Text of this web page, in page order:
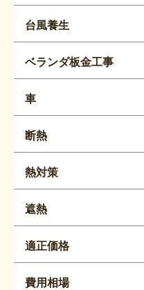
台風養生
ベランダ板金工事
車
断熱
熱対策
遮熱
適正価格
費用相場